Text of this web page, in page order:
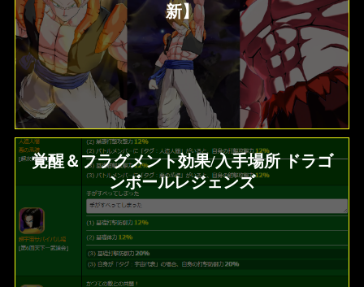
新】
覚醒＆フラグメント効果/入手場所 ドラゴ
ンボールレジェンズ